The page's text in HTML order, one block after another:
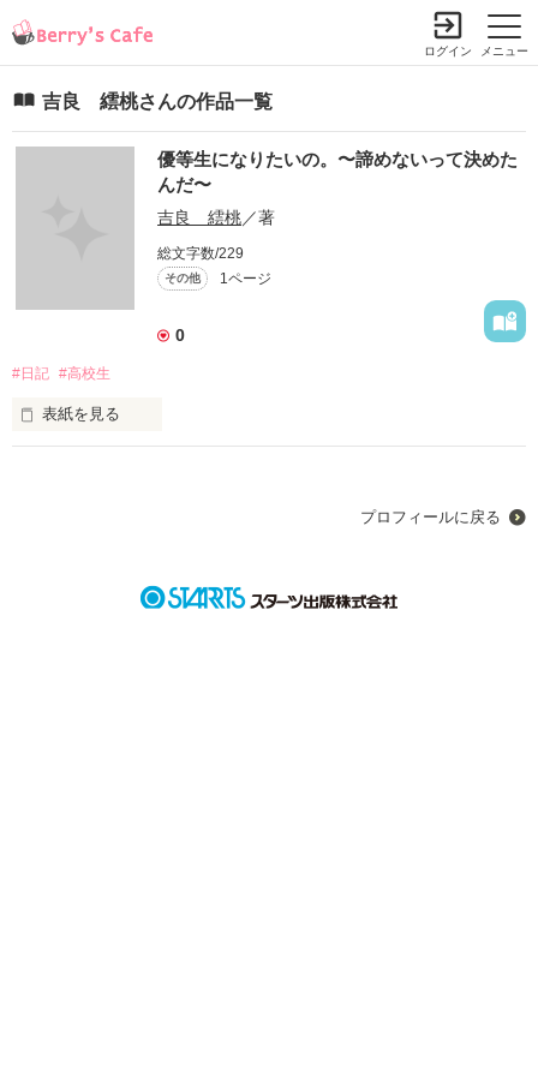
メニュー
ログイン
吉良 繧桃さんの作品一覧
優等生になりたいの。〜諦めないって決めた
んだ〜
吉良 繧桃／著
総文字数/229
その他 1ページ
0
#日記 #高校生
表紙を見る
「え…でも受験して良いって言ったじゃん？！」
「志望校下げなさい。」
プロフィールに戻る